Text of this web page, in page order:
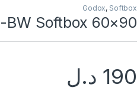
Godox, Softbox
BW Softbox 60×90
190 د.ل